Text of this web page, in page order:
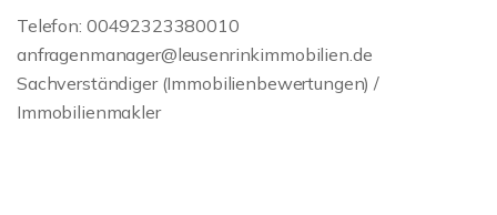
Telefon: 00492323380010
anfragenmanager@leusenrinkimmobilien.de
Sachverständiger (Immobilienbewertungen) /
Immobilienmakler